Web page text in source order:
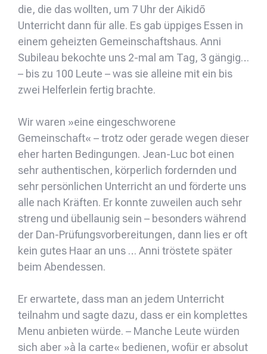
die, die das wollten, um 7 Uhr der Aikidō
Unterricht dann für alle. Es gab üppiges Essen in
einem geheizten Gemeinschaftshaus. Anni
Subileau bekochte uns 2-mal am Tag, 3 gängig…
– bis zu 100 Leute – was sie alleine mit ein bis
zwei Helferlein fertig brachte.
Wir waren »eine eingeschworene
Gemeinschaft« – trotz oder gerade wegen dieser
eher harten Bedingungen. Jean-Luc bot einen
sehr authentischen, körperlich fordernden und
sehr persönlichen Unterricht an und förderte uns
alle nach Kräften. Er konnte zuweilen auch sehr
streng und übellaunig sein – besonders während
der Dan-Prüfungsvorbereitungen, dann lies er oft
kein gutes Haar an uns … Anni tröstete später
beim Abendessen.
Er erwartete, dass man an jedem Unterricht
teilnahm und sagte dazu, dass er ein komplettes
Menu anbieten würde. – Manche Leute würden
sich aber »à la carte« bedienen, wofür er absolut